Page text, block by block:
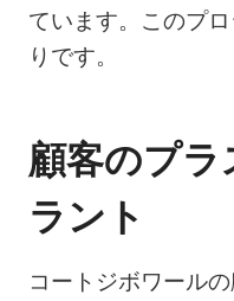
ています。このプ
りです。
顧客のプ
ラント
コートジボワール